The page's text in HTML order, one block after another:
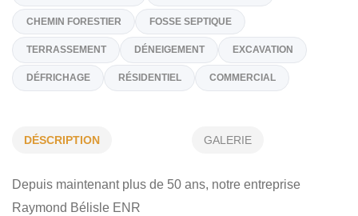
raymond_belisle@hotmail.com
https://www.raymondbelisle.com
TRANSPORT EN VRAC CREUSAGE DE CAVE
TERRASSEMENT EXCAVATION
DÉSCRIPTION GALERIE
Depuis maintenant plus de 50 ans, notre entreprise
Raymond Bélisle ENR